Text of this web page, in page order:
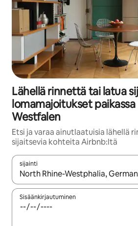
Lähellä rinnettä tai latua
lomamajoitukset
Westfalen
Etsi ja varaa ainutlaatuisia lähellä
sijaitsevia kohteita Airbnb:ltä
sijainti
Kun tulokset ovat saatavilla, navigoi
Sisäänkirjautuminen